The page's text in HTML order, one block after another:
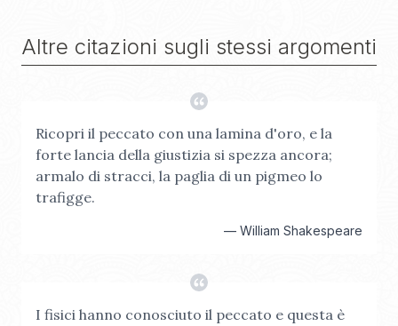
Altre citazioni sugli stessi argomenti
Ricopri il peccato con una lamina d'oro, e la
forte lancia della giustizia si spezza ancora;
armalo di stracci, la paglia di un pigmeo lo
trafigge.
— William Shakespeare
I fisici hanno conosciuto il peccato e questa è